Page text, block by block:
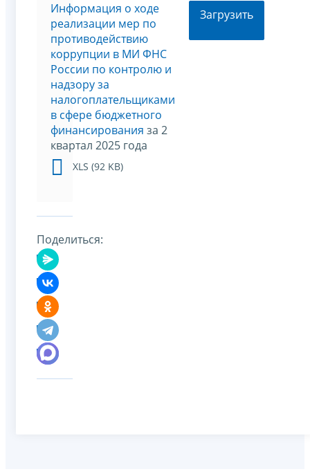
Информация о ходе
реализации мер по
противодействию
коррупции в МИ ФНС
России по контролю и
надзору за
налогоплательщиками
в сфере бюджетного
финансирования за 2
квартал 2025 года
XLS (92 KB)
Загрузить
Поделиться: